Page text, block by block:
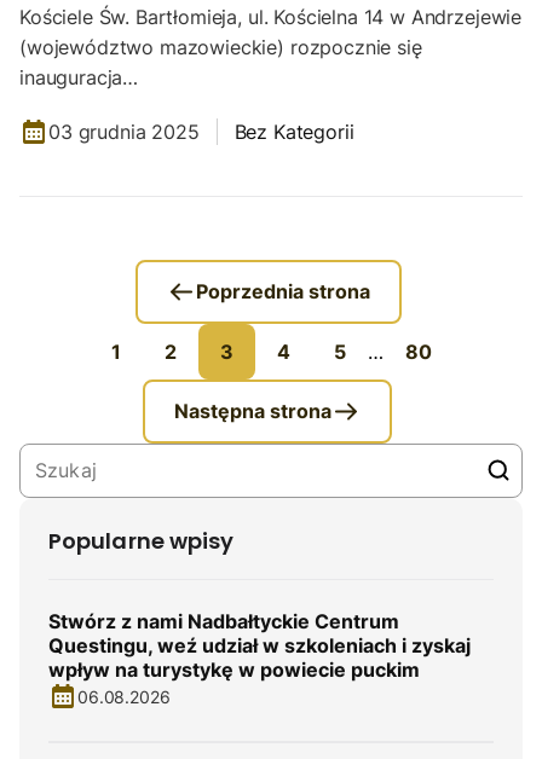
Kościele Św. Bartłomieja, ul. Kościelna 14 w Andrzejewie
(województwo mazowieckie) rozpocznie się
inauguracja…
03 grudnia 2025 Bez Kategorii
Poprzednia strona
1 2 3 4 5 … 80
Następna strona
Popularne wpisy
Stwórz z nami Nadbałtyckie Centrum
Questingu, weź udział w szkoleniach i zyskaj
wpływ na turystykę w powiecie puckim
06.08.2026